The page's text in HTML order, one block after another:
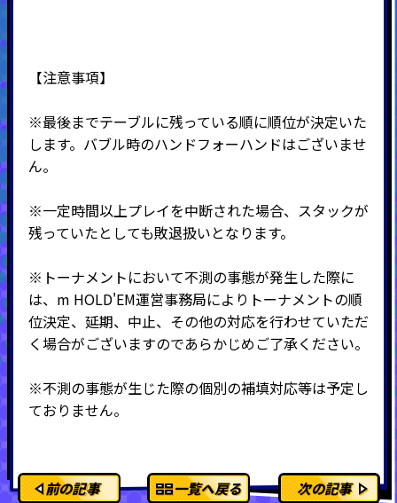
【注意事項】
※最後までテーブルに残っている順に順位が決定いた
します。バブル時のハンドフォーハンドはございませ
ん。
※一定時間以上プレイを中断された場合、スタックが
残っていたとしても敗退扱いとなります。
※トーナメントにおいて不測の事態が発生した際に
は、m HOLD'EM運営事務局によりトーナメントの順
位決定、延期、中止、その他の対応を行わせていただ
く場合がございますのであらかじめご了承ください。
※不測の事態が生じた際の個別の補填対応等は予定し
ておりません。
前の記事 一覧へ戻る 次の記事